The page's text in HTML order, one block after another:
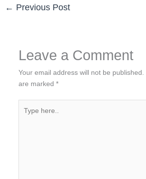
← Previous Post
Leave a Comment
Your email address will not be published.
are marked *
here..